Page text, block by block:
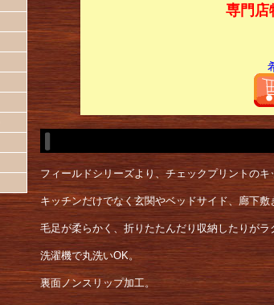
専門店
フィールドシリーズより、チェックプリントの
キッチンだけでなく玄関やベッドサイド、廊下敷
毛足が柔らかく、折りたたんだり収納したりがラ
洗濯機で丸洗いOK。
裏面ノンスリップ加工。